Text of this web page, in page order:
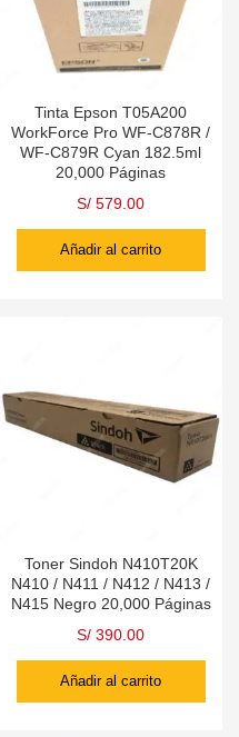
Tinta Epson T05A200
WorkForce Pro WF-C878R /
WF-C879R Cyan 182.5ml
20,000 Páginas
S/ 579.00
Añadir al carrito
Toner Sindoh N410T20K
N410 / N411 / N412 / N413 /
N415 Negro 20,000 Páginas
S/ 390.00
Añadir al carrito